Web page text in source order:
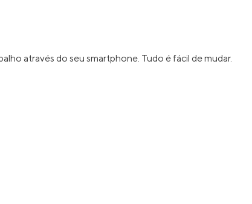
através do seu smartphone. Tudo é fácil de mudar.